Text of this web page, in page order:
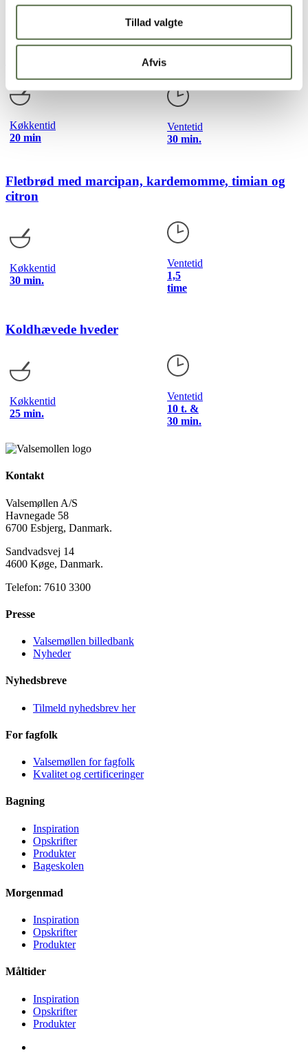
Tillad valgte
Afvis
forvarmet ovn ved 220°C (200°C i varmluftsovn) i ca. 10-14
minutter, eller til bollerne er gyldne.
Køkkentid
20 min
Ventetid
30 min.
Fletbrød med marcipan, kardemomme, timian og
citron
Køkkentid
30 min.
Ventetid
1,5
time
Koldhævede hveder
Køkkentid
25 min.
Ventetid
10 t. &
30 min.
Kontakt
Valsemøllen A/S
Havnegade 58
6700 Esbjerg, Danmark.
Sandvadsvej 14
4600 Køge, Danmark.
Telefon: 7610 3300
Presse
Valsemøllen billedbank
Nyheder
Nyhedsbreve
Tilmeld nyhedsbrev her
For fagfolk
Valsemøllen for fagfolk
Kvalitet og certificeringer
Bagning
Inspiration
Opskrifter
Produkter
Bageskolen
Morgenmad
Inspiration
Opskrifter
Produkter
Måltider
Inspiration
Opskrifter
Produkter